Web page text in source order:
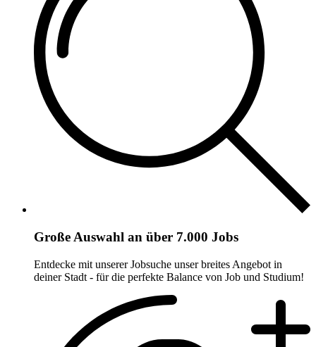
Große Auswahl an über 7.000 Jobs
Entdecke mit unserer Jobsuche unser breites Angebot in
deiner Stadt - für die perfekte Balance von Job und Studium!